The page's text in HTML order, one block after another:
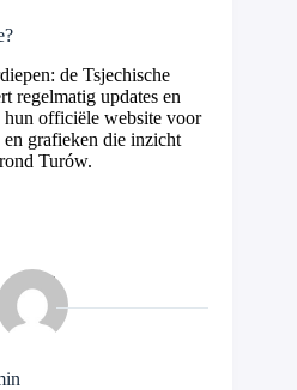
de Tsjechische
regelmatig updates en
hun officiële website voor
en grafieken die inzicht
Turów.